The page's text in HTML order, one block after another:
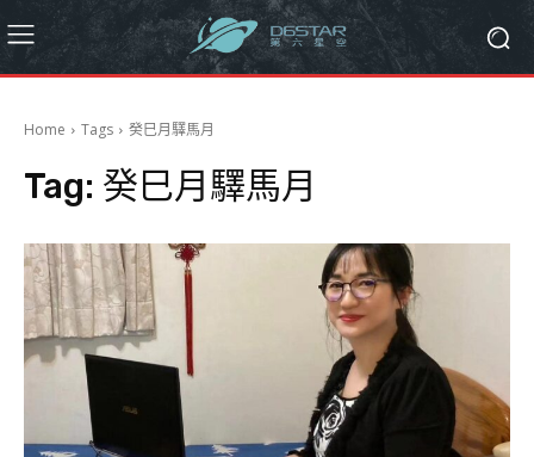
Home Tags 癸巳月驛馬月
Tag: 癸巳月驛馬月